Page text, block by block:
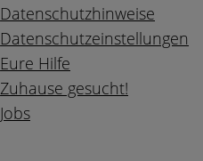
Datenschutzhinweise
Datenschutzeinstellungen
Eure Hilfe
Zuhause gesucht!
Jobs